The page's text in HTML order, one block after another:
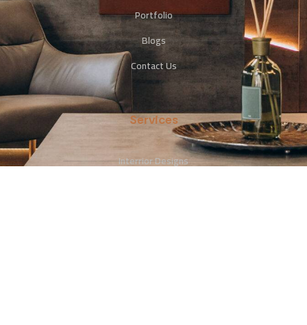
Portfolio
Blogs
Contact Us
Services
Interrior Designs